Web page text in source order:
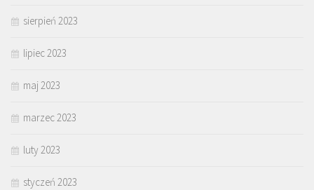
sierpień 2023
lipiec 2023
maj 2023
marzec 2023
luty 2023
styczeń 2023